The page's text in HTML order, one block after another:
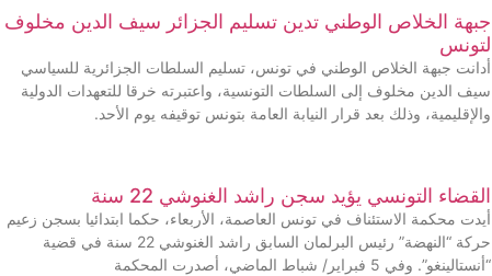
جبهة الخلاص الوطني تدين تسليم الجزائر سيف الدين مخلوف
لتونس
أدانت جبهة الخلاص الوطني في تونس، تسليم السلطات الجزائرية للسياسي
سيف الدين مخلوف إلى السلطات التونسية، واعتبرته خرقا للتعهدات الدولية
والإقليمية، وذلك بعد قرار النيابة العامة بتونس توقيفه يوم الأحد.
القضاء التونسي يؤيد سجن راشد الغنوشي 22 سنة
أيدت محكمة الاستئناف في تونس العاصمة، الأربعاء، حكما ابتدائيا بسجن زعيم
حركة “النهضة” رئيس البرلمان السابق راشد الغنوشي 22 سنة في قضية
“أنستالينغو”. وفي 5 فبراير/ شباط الماضي، أصدرت المحكمة